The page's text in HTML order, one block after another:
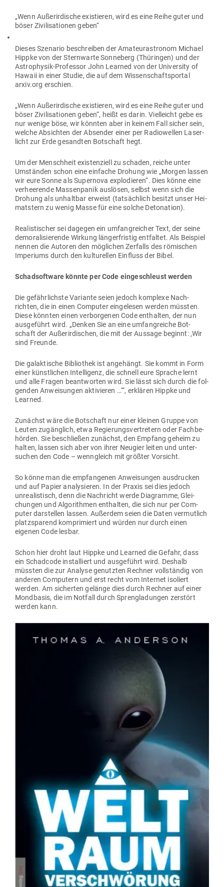
„Wenn Außer­ir­dische exis­tieren, wird es eine Reihe guter und
böser Zivi­li­sa­tionen geben“
Dieses Sze­nario beschreiben der Ama­teur­as­tronom Michael
Hippke von der Stern­warte Son­neberg (Thü­ringen) und der
Astro­physik-Pro­fessor John Learned von der Uni­versity of
Hawaii in einer Studie, die auf dem Wis­sen­schafts­portal
arxiv.org erschien.
„Wenn Außer­ir­dische exis­tieren, wird es eine Reihe guter und
böser Zivi­li­sa­tionen geben“, heißt es darin. Viel­leicht gebe es
nur wenige böse, wir könnten aber in keinem Fall sicher sein,
welche Absichten der Absender einer per Radio­wellen Laser­
licht zur Erde gesandten Bot­schaft hegt.
Um der Menschheit exis­ten­ziell zu schaden, reiche unter
Umständen schon eine ein­fache Drohung wie „Morgen lassen
wir eure Sonne als Supernova explo­dieren“. Dies könne eine
ver­hee­rende Mas­sen­panik aus­lösen, selbst wenn sich die
Drohung als unhaltbar erweist (tat­sächlich besitzt unser Hei­
mat­stern zu wenig Masse für eine solche Detonation).
Rea­lis­ti­scher sei dagegen ein umfang­reicher Text, der seine
demo­ra­li­sie­rende Wirkung län­ger­fristig ent­faltet. Als Bei­spiel
nennen die Autoren den mög­lichen Zer­falls des römi­schen
Impe­riums durch den kul­tu­rellen Ein­fluss der Bibel.
Schad­software könnte per Code ein­ge­schleust werden
Die gefähr­lichste Variante seien jedoch kom­plexe Nach­
richten, die in einen Com­puter ein­ge­lesen werden müssten.
Diese könnten einen ver­bor­genen Code ent­halten, der nun
aus­ge­führt wird. „Denken Sie an eine umfang­reiche Bot­
schaft der Außer­ir­di­schen, die mit der Aussage beginnt: ‚Wir
sind Freunde.
Die galak­tische Bibliothek ist ange­hängt. Sie kommt in Form
einer künst­lichen Intel­ligenz, die schnell eure Sprache lernt
und alle Fragen beant­worten wird. Sie lässt sich durch die fol­
genden Anwei­sungen akti­vieren …‘“, erklären Hippke und
Learned.
Zunächst wäre die Bot­schaft nur einer kleinen Gruppe von
Leuten zugänglich, etwa Regie­rungs­ver­tretern oder Fach­be­
hörden. Sie beschließen zunächst, den Empfang geheim zu
halten, lassen sich aber von ihrer Neugier leiten und unter­
suchen den Code – wenn­gleich mit größter Vorsicht.
So könne man die emp­fan­genen Anwei­sungen aus­drucken
und auf Papier ana­ly­sieren. In der Praxis sei dies jedoch
unrea­lis­tisch, denn die Nach­richt werde Dia­gramme, Glei­
chungen und Algo­rithmen ent­halten, die sich nur per Com­
puter dar­stellen lassen. Außerdem seien die Daten ver­mutlich
platz­sparend kom­pri­miert und würden nur durch einen
eigenen Code lesbar.
Schon hier droht laut Hippke und Learned die Gefahr, dass
ein Schadcode instal­liert und aus­ge­führt wird. Deshalb
müssten die zur Analyse genutzten Rechner voll­ständig von
anderen Com­putern und erst recht vom Internet iso­liert
werden. Am sicherten gelänge dies durch Rechner auf einer
Mond­basis, die im Notfall durch Spreng­la­dungen zer­stört
werden kann.